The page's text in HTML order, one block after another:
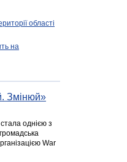
області
на
Змінюй»
однією з
War